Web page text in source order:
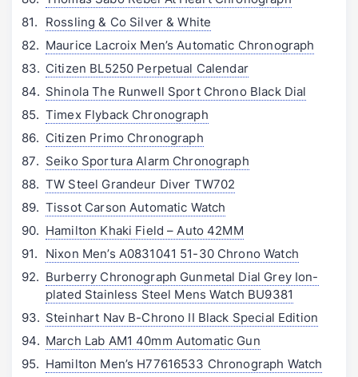
Rossling & Co Silver & White
Maurice Lacroix Men’s Automatic Chronograph
Citizen BL5250 Perpetual Calendar
Shinola The Runwell Sport Chrono Black Dial
Timex Flyback Chronograph
Citizen Primo Chronograph
Seiko Sportura Alarm Chronograph
TW Steel Grandeur Diver TW702
Tissot Carson Automatic Watch
Hamilton Khaki Field – Auto 42MM
Nixon Men’s A0831041 51-30 Chrono Watch
Burberry Chronograph Gunmetal Dial Grey Ion-
plated Stainless Steel Mens Watch BU9381
Steinhart Nav B-Chrono II Black Special Edition
March Lab AM1 40mm Automatic Gun
Hamilton Men’s H77616533 Chronograph Watch